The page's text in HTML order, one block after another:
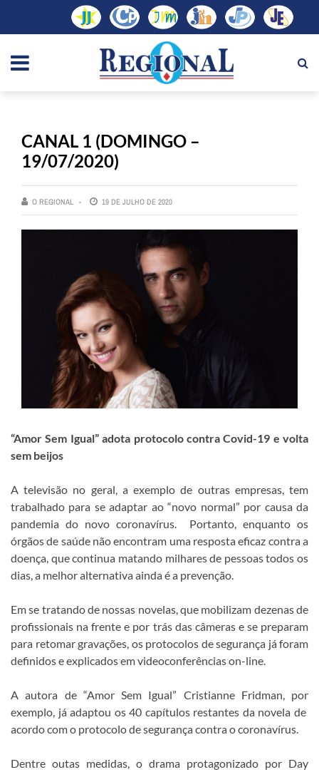
CANAL 1 (DOMINGO –
19/07/2020)
O REGIONAL 19 DE JULHO DE 2020
“Amor Sem Igual” adota protocolo contra Covid-19 e volta
sem beijos
A televisão no geral, a exemplo de outras empresas, tem
trabalhado para se adaptar ao “novo normal” por causa da
pandemia do novo coronavírus. Portanto, enquanto os
órgãos de saúde não encontram uma resposta eficaz contra a
doença, que continua matando milhares de pessoas todos os
dias, a melhor alternativa ainda é a prevenção.
Em se tratando de nossas novelas, que mobilizam dezenas de
profissionais na frente e por trás das câmeras e se preparam
para retomar gravações, os protocolos de segurança já foram
definidos e explicados em videoconferências on-line.
A autora de “Amor Sem Igual” Cristianne Fridman, por
exemplo, já adaptou os 40 capítulos restantes da novela de
acordo com o protocolo de segurança contra o coronavírus.
Dentre outas medidas, o drama protagonizado por Day